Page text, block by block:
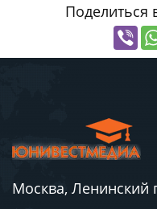
Поделиться
Москва, Ленинский